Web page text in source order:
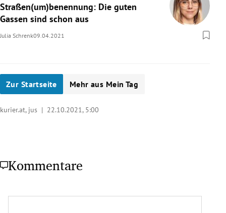
Straßen(um)benennung: Die guten
Gassen sind schon aus
Julia Schrenk09.04.2021
Zur Startseite Mehr aus Mein Tag
kurier.at, jus | 22.10.2021, 5:00
Kommentare